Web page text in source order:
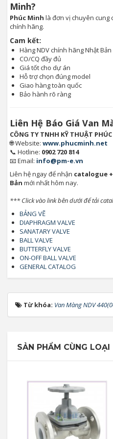
Minh?
Phúc Minh là đơn vị chuyên cung
chính hãng.
Cam kết:
Hàng NDV chính hãng Nhật Bản
CO/CQ đầy đủ
Giá tốt cho dự án
Hỗ trợ chọn đúng model
Giao hàng toàn quốc
Bảo hành rõ ràng
Liên Hệ Báo Giá Van
CÔNG TY TNHH KỸ THUẬT
🌐 Website: www.phucminh.net
📞 Hotline: 0902 720 814
📧 Email: info@pm-e.vn
Liên hệ ngay để nhận catalogue
Bản mới nhất hôm nay.
*** Click vào link bên dưới để tải
BẢNG VẼ
DIAPHRAGM VALVE
SANATARY VALVE
BALL VALVE
BUTTERFLY VALVE
ON-OFF BALL VALVE
GENERAL CATALOG
Từ khóa: Van Màng NDV
SẢN PHẨM CÙNG LOẠI